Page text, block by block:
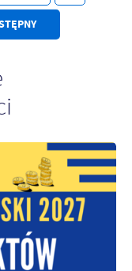
nasze
mediów